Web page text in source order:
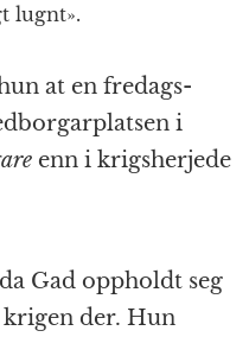
lugnt».
at en fredags-
i
enn i krigsherjede
Gad oppholdt seg
der. Hun